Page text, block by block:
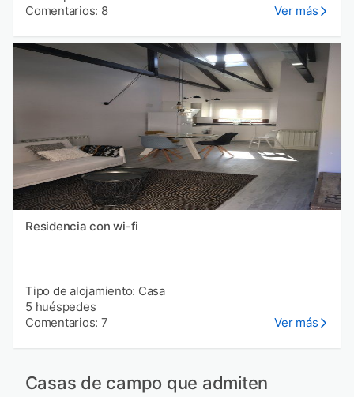
Comentarios: 8
Ver más
Residencia con wi-fi
Tipo de alojamiento: Casa
5 huéspedes
Comentarios: 7
Ver más
Casas de campo que admiten